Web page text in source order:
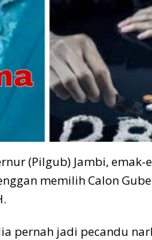
(Pilgub) Jambi, emak-
memilih Calon
pernah jadi pecandu